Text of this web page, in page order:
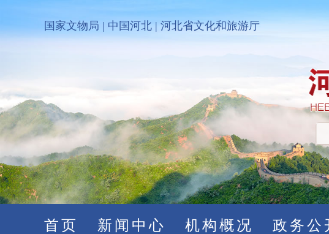
国家文物局 | 中国河北|河北省文化和旅游厅
首页 新闻中心 机构概况 政务公